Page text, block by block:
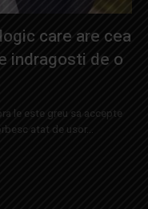
care are cea
indragosti de o
le este greu sa accepte
atat de usor...